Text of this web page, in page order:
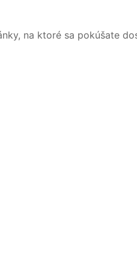
na ktoré sa pokúšate